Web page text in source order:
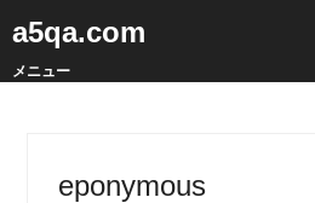
a5qa.com
メニュー
eponymous